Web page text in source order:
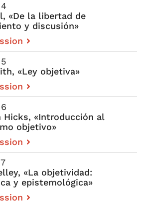
«De la libertad de
y discusión»
«Ley objetiva»
Hicks, «Introducción al
objetivo»
«La objetividad:
y epistemológica»